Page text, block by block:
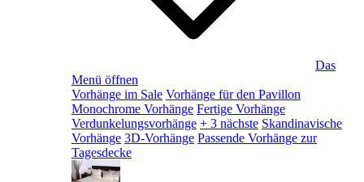
Das
Menü öffnen
Vorhänge im Sale Vorhänge für den Pavillon
Monochrome Vorhänge Fertige Vorhänge
Verdunkelungsvorhänge + 3 nächste Skandinavische
Vorhänge 3D-Vorhänge Passende Vorhänge zur
Tagesdecke